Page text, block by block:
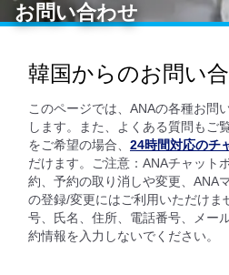
お問い合わせ
韓国からのお問い
このページでは、ANAの各種お問
します。また、よくある質問もご
をご希望の場合、 24時間対応のチ
だけます。ご注意：ANAチャット
約、予約の取り消しや変更、ANA
の登録/変更にはご利用いただけま
号、氏名、住所、電話番号、メー
約情報を入力しないでください。